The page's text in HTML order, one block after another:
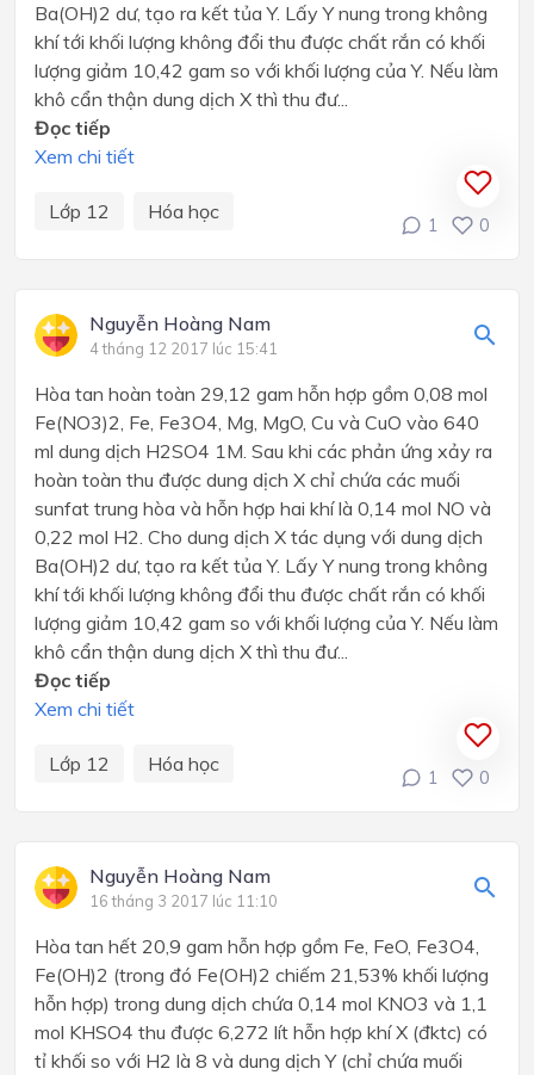
Ba(OH)2 dư, tạo ra kết tủa Y. Lấy Y nung trong không
khí tới khối lượng không đổi thu được chất rắn có khối
lượng giảm 10,42 gam so với khối lượng của Y. Nếu làm
khô cẩn thận dung dịch X thì thu đư...
Đọc tiếp
Xem chi tiết
Lớp 12 Hóa học
1 0
Nguyễn Hoàng Nam
4 tháng 12 2017 lúc 15:41
Hòa tan hoàn toàn 29,12 gam hỗn hợp gồm 0,08 mol
Fe(NO3)2, Fe, Fe3O4, Mg, MgO, Cu và CuO vào 640
ml dung dịch H2SO4 1M. Sau khi các phản ứng xảy ra
hoàn toàn thu được dung dịch X chỉ chứa các muối
sunfat trung hòa và hỗn hợp hai khí là 0,14 mol NO và
0,22 mol H2. Cho dung dịch X tác dụng với dung dịch
Ba(OH)2 dư, tạo ra kết tủa Y. Lấy Y nung trong không
khí tới khối lượng không đổi thu được chất rắn có khối
lượng giảm 10,42 gam so với khối lượng của Y. Nếu làm
khô cẩn thận dung dịch X thì thu đư...
Đọc tiếp
Xem chi tiết
Lớp 12 Hóa học
1 0
Nguyễn Hoàng Nam
16 tháng 3 2017 lúc 11:10
Hòa tan hết 20,9 gam hỗn hợp gồm Fe, FeO, Fe3O4,
Fe(OH)2 (trong đó Fe(OH)2 chiếm 21,53% khối lượng
hỗn hợp) trong dung dịch chứa 0,14 mol KNO3 và 1,1
mol KHSO4 thu được 6,272 lít hỗn hợp khí X (đktc) có
tỉ khối so với H2 là 8 và dung dịch Y (chỉ chứa muối